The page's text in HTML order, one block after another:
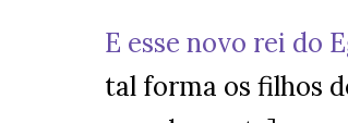
E esse novo rei do
tal forma os filhos